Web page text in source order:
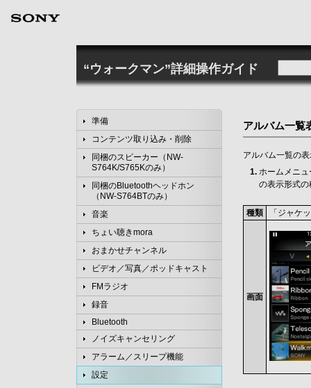
“ウォークマン”詳細操作ガイド
準備
コンテンツ取り込み・削除
同梱のスピーカー（NW-
S764K/S765Kのみ）
同梱のBluetoothヘッドホン
（NW-S764BTのみ）
音楽
ちょい聴きmora
おまかせチャンネル
ビデオ／写真／ポッドキャスト
FMラジオ
録音
Bluetooth
ノイズキャンセリング
アラーム／スリープ機能
設定
アルバム一覧
アルバム一覧の
ホームメニュ
の表示形式
種類 「ジャケ
画面